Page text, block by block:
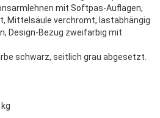
mit Softpas-Auflagen,
Mittelsäule verchromt, lastabhängig
Design-Bezug zweifarbig mit
schwarz, seitlich grau abgesetzt.